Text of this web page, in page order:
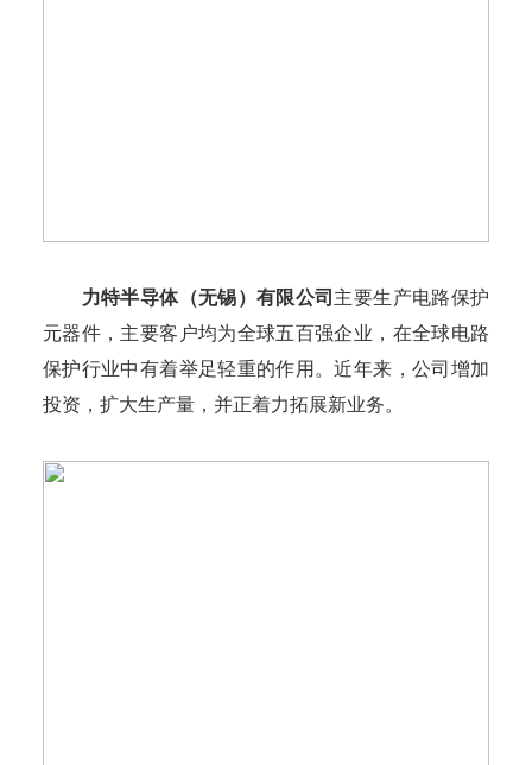
力特半导体（无锡）有限公司 主要生产电路保护
元器件，主要客户均为全球五百强企业，在全球电路
保护行业中有着举足轻重的作用。近年来，公司增加
投资，扩大生产量，并正着力拓展新业务。